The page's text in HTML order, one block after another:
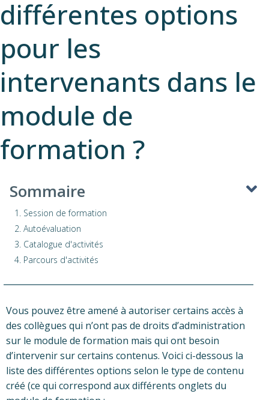
différentes options
pour les
intervenants dans le
module de
formation ?
Sommaire
1. Session de formation
2. Autoévaluation
3. Catalogue d'activités
4. Parcours d'activités
Vous pouvez être amené à autoriser certains accès à
des collègues qui n’ont pas de droits d’administration
sur le module de formation mais qui ont besoin
d’intervenir sur certains contenus. Voici ci-dessous la
liste des différentes options selon le type de contenu
créé (ce qui correspond aux différents onglets du